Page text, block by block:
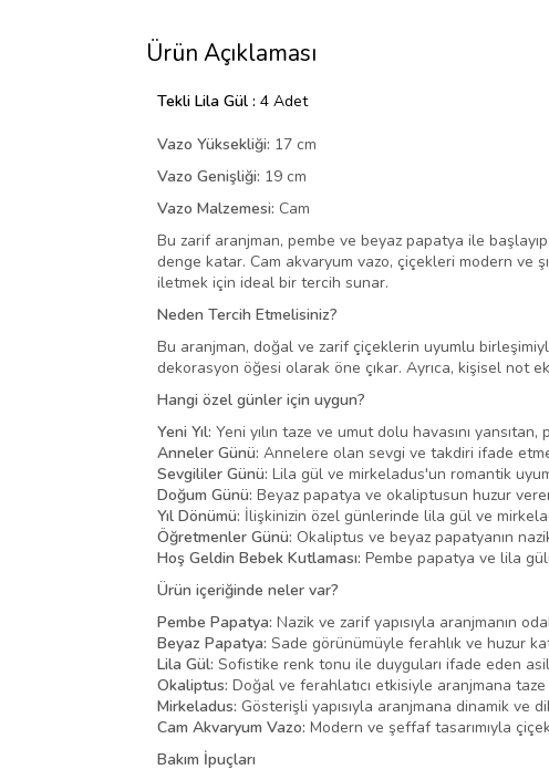
Ürün Açıklaması
Tekli Lila Gül : 4 Adet
Vazo Yüksekliği: 17 cm
Vazo Genişliği: 19 cm
Vazo Malzemesi: Cam
Bu zarif aranjman, pembe ve beyaz papatya ile
denge katar. Cam akvaryum vazo, çiçekleri modern ve
iletmek için ideal bir tercih sunar.
Neden Tercih Etmelisiniz?
Bu aranjman, doğal ve zarif çiçeklerin uyumlu
dekorasyon öğesi olarak öne çıkar. Ayrıca, kişisel not
Hangi özel günler için uygun?
Yeni Yıl: Yeni yılın taze ve umut dolu havasını
Anneler Günü: Annelere olan sevgi ve takdiri ifade
Sevgililer Günü: Lila gül ve mirkeladus'un romantik
Doğum Günü: Beyaz papatya ve okaliptusun huzur
Yıl Dönümü: İlişkinizin özel günlerinde lila gül ve
Öğretmenler Günü: Okaliptus ve beyaz papatyanın
Hoş Geldin Bebek Kutlaması: Pembe papatya ve lila
Ürün içeriğinde neler var?
Pembe Papatya: Nazik ve zarif yapısıyla aranjmanın
Beyaz Papatya: Sade görünümüyle ferahlık ve huzur
Lila Gül: Sofistike renk tonu ile duyguları ifade eden
Okaliptus: Doğal ve ferahlatıcı etkisiyle aranjmana
Mirkeladus: Gösterişli yapısıyla aranjmana dinamik ve
Cam Akvaryum Vazo: Modern ve şeffaf tasarımıyla
Bakım İpuçları